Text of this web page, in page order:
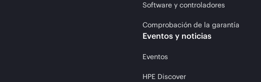
Software y controladores
Comprobación de la garantía
Eventos y noticias
Eventos
HPE Discover